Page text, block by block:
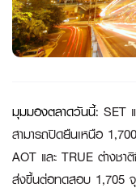
มุมมองตลาดวันนี้: SET
สามารถปิดยืนเหนือ
AOT และ TRUE ต่างช
ส่งขึ้นต่อทดสอบ 1,705